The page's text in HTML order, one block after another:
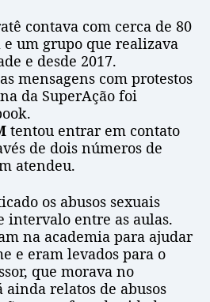
contava com cerca de 80
um grupo que realizava
e desde 2017.
mensagens com protestos
da SuperAção foi
tentou entrar em contato
de dois números de
atendeu.
os abusos sexuais
intervalo entre as aulas.
na academia para ajudar
e eram levados para o
que morava no
ainda relatos de abusos